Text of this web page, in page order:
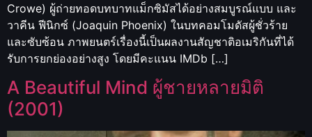
Crowe) ผู้ถ่ายทอดบทบาทแม็กซิมัสได้อย่างสมบูรณ์แบบ และ
วาคีน ฟีนิกซ์ (Joaquin Phoenix) ในบทคอมโมดัสผู้ชั่วร้าย
และซับซ้อน ภาพยนตร์เรื่องนี้เป็นผลงานสัญชาติอเมริกันที่ได้
รับการยกย่องอย่างสูง โดยมีคะแนน IMDb […]
A Beautiful Mind ผู้ชายหลายมิติ
(2001)